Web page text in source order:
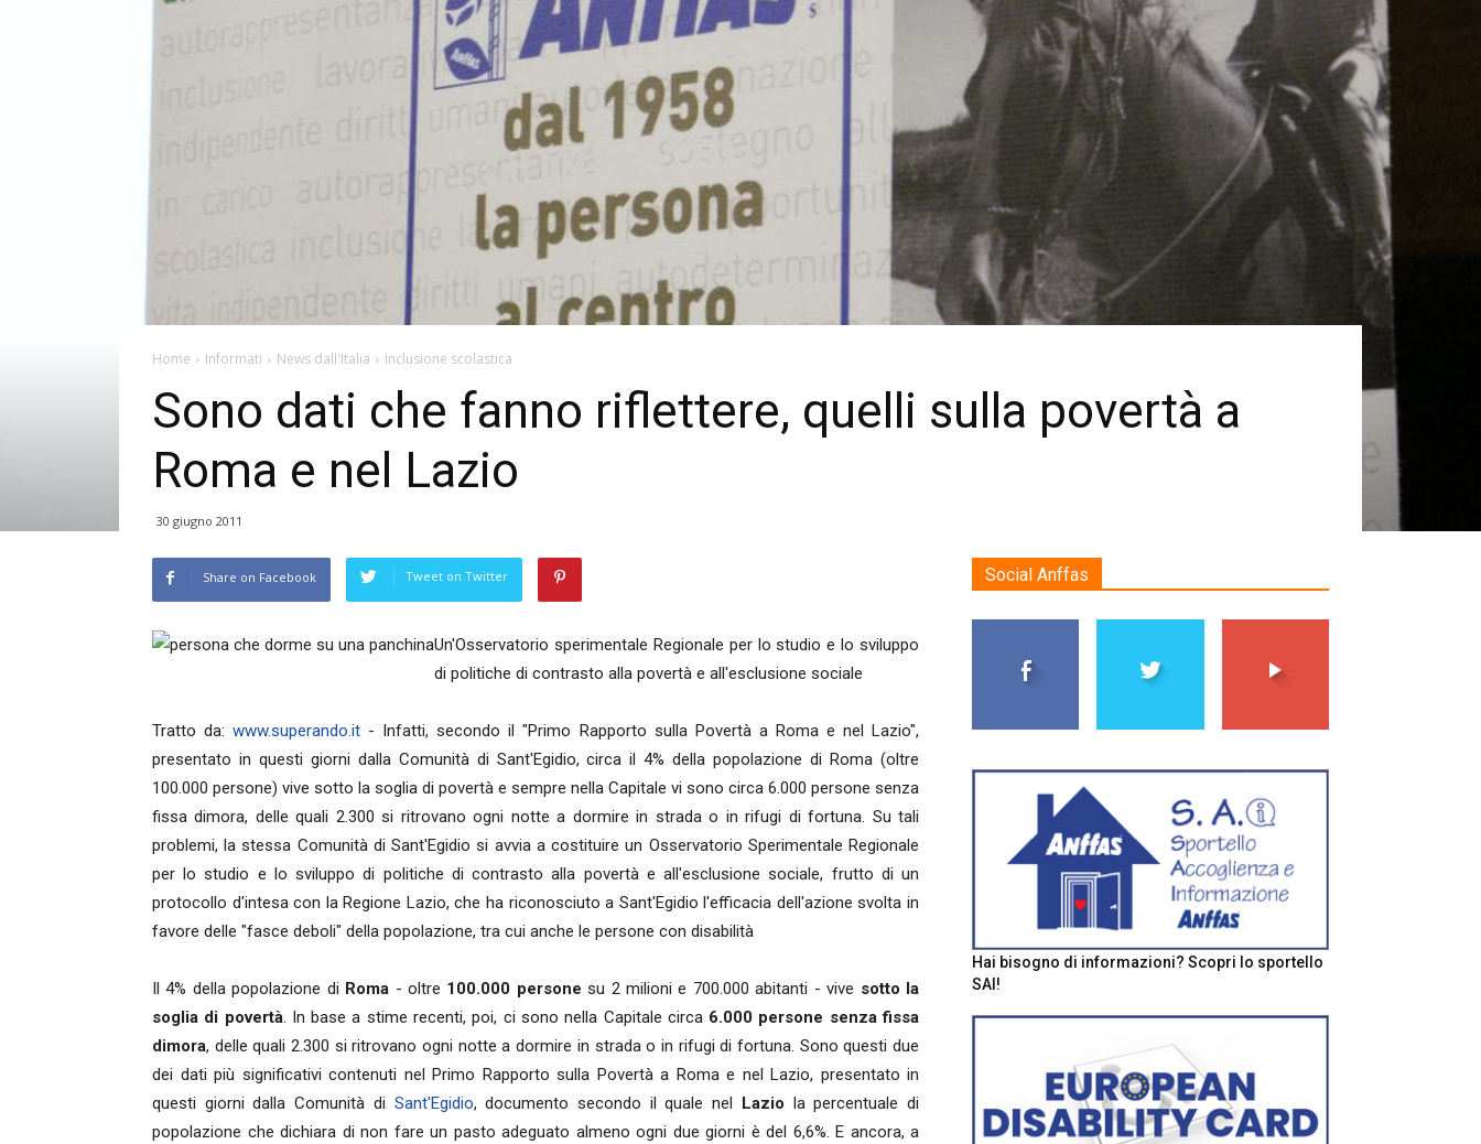
Home Informati News dall'Italia Inclusione scolastica
Sono dati che fanno riflettere, quelli sulla povertà a
Roma e nel Lazio
30 giugno 2011
Share on Facebook Tweet on Twitter
Un'Osservatorio sperimentale Regionale per lo studio e lo sviluppo
di politiche di contrasto alla povertà e all'esclusione sociale
Tratto da:www.superando.it - Infatti, secondo il "Primo Rapporto sulla Povertà a Roma e nel Lazio",
presentato in questi giorni dalla Comunità di Sant'Egidio, circa il 4% della popolazione di Roma (oltre
100.000 persone) vive sotto la soglia di povertà e sempre nella Capitale vi sono circa 6.000 persone senza
fissa dimora, delle quali 2.300 si ritrovano ogni notte a dormire in strada o in rifugi di fortuna. Su tali
problemi, la stessa Comunità di Sant'Egidio si avvia a costituire un Osservatorio Sperimentale Regionale
per lo studio e lo sviluppo di politiche di contrasto alla povertà e all'esclusione sociale, frutto di un
protocollo d'intesa con la Regione Lazio, che ha riconosciuto a Sant'Egidio l'efficacia dell'azione svolta in
favore delle "fasce deboli" della popolazione, tra cui anche le persone con disabilità
Il 4% della popolazione di Roma - oltre 100.000 persone su 2 milioni e 700.000 abitanti - vive sotto la
soglia di povertà. In base a stime recenti, poi, ci sono nella Capitale circa 6.000 persone senza fissa
dimora, delle quali 2.300 si ritrovano ogni notte a dormire in strada o in rifugi di fortuna. Sono questi due
dei dati più significativi contenuti nel Primo Rapporto sulla Povertà a Roma e nel Lazio, presentato in
questi giorni dalla Comunità di Sant'Egidio, documento secondo il quale nel Lazio la percentuale di
popolazione che dichiara di non fare un pasto adeguato almeno ogni due giorni è del 6,6%. E ancora, a
Social Anffas
Hai bisogno di informazioni? Scopri lo sportello
SAI!